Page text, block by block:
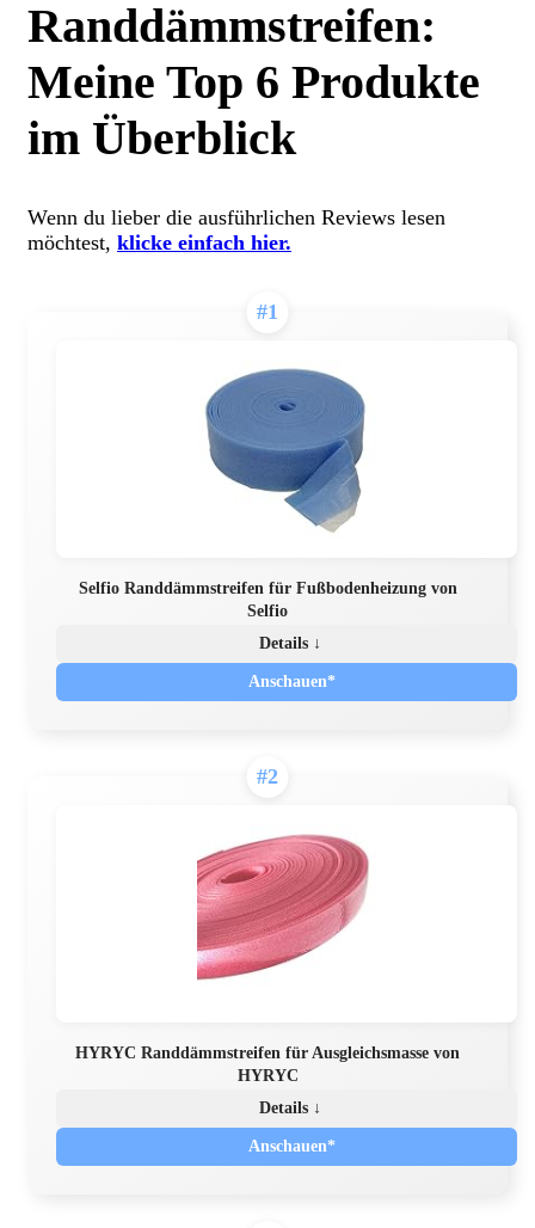
Randdämmstreifen:
Meine Top 6 Produkte
im Überblick
Wenn du lieber die ausführlichen Reviews lesen
möchtest, klicke einfach hier.
#1
Selfio Randdämmstreifen für Fußbodenheizung von
Selfio
Details ↓
Anschauen*
#2
HYRYC Randdämmstreifen für Ausgleichsmasse von
HYRYC
Details ↓
Anschauen*